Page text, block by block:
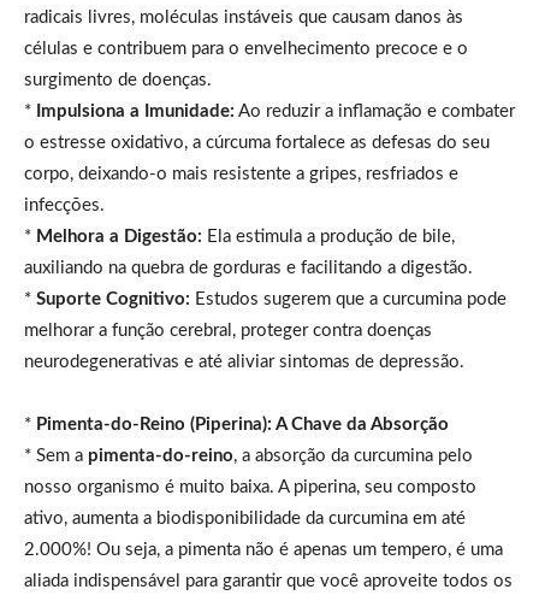
radicais livres, moléculas instáveis que causam danos às
células e contribuem para o envelhecimento precoce e o
surgimento de doenças.
* Impulsiona a Imunidade: Ao reduzir a inflamação e combater
o estresse oxidativo, a cúrcuma fortalece as defesas do seu
corpo, deixando-o mais resistente a gripes, resfriados e
infecções.
* Melhora a Digestão: Ela estimula a produção de bile,
auxiliando na quebra de gorduras e facilitando a digestão.
* Suporte Cognitivo: Estudos sugerem que a curcumina pode
melhorar a função cerebral, proteger contra doenças
neurodegenerativas e até aliviar sintomas de depressão.
* Pimenta-do-Reino (Piperina): A Chave da Absorção
* Sem a pimenta-do-reino, a absorção da curcumina pelo
nosso organismo é muito baixa. A piperina, seu composto
ativo, aumenta a biodisponibilidade da curcumina em até
2.000%! Ou seja, a pimenta não é apenas um tempero, é uma
aliada indispensável para garantir que você aproveite todos os